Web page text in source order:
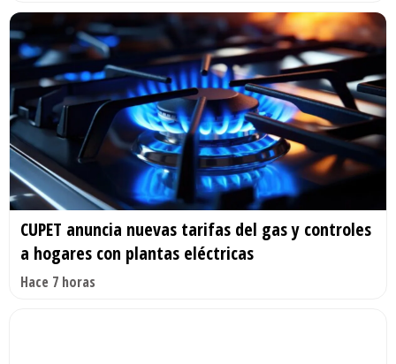
CUPET anuncia nuevas tarifas del gas y controles
a hogares con plantas eléctricas
Hace 7 horas